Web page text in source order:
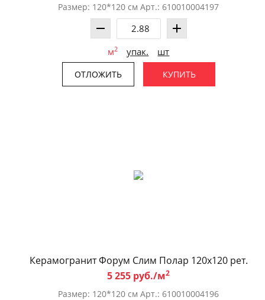
Размер: 120*120 см Арт.: 610010004197
м2 упак. шт
ОТЛОЖИТЬ КУПИТЬ
Керамогранит Форум Слим Полар 120x120 рет.
5 255 руб./м2
Размер: 120*120 см Арт.: 610010004196